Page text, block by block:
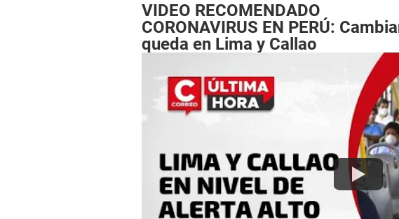
VIDEO RECOMENDADO
CORONAVIRUS EN PERÚ:
queda en Lima y Callao